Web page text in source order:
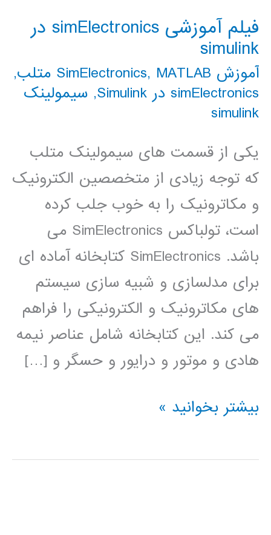
فیلم آموزشی simElectronics در
simulink
آموزش SimElectronics , MATLAB متلب
,
simElectronics در Simulink
, سیمولینک
simulink
یکی از قسمت های سیمولینک متلب
که توجه زیادی از متخصصین الکترونیک
و مکاترونیک را به خوب جلب کرده
است، تولباکس SimElectronics می
باشد. SimElectronics کتابخانه آماده ای
برای مدلسازی و شبیه سازی سیستم
های مکاترونیک و الکترونیکی را فراهم
می کند. این کتابخانه شامل عناصر نیمه
هادی و موتور و درایور و حسگر و […]
فیلم
simElectronics
بیشتر بخوانید »